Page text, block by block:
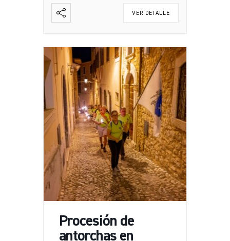
VER DETALLE
Procesión de
antorchas en